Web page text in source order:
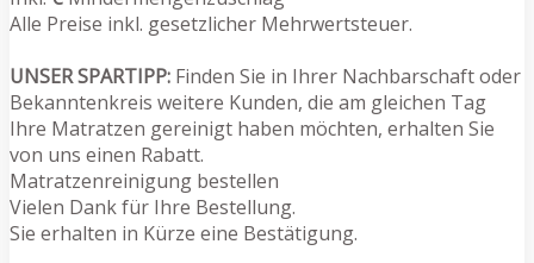
Alle Preise inkl. gesetzlicher Mehrwertsteuer.
UNSER SPARTIPP: Finden Sie in Ihrer Nachbarschaft oder
Bekanntenkreis weitere Kunden, die am gleichen Tag
Ihre Matratzen gereinigt haben möchten, erhalten Sie
von uns einen Rabatt.
Matratzenreinigung bestellen
Vielen Dank für Ihre Bestellung.
Sie erhalten in Kürze eine Bestätigung.